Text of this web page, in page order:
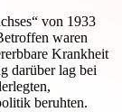
von 1933
waren
Krankheit
darüber lag bei
beruhten.